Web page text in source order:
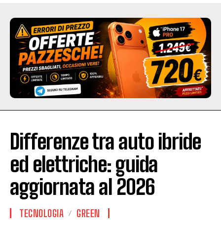
Differenze tra auto ibride
ed elettriche: guida
aggiornata al 2026
TECNOLOGIA GREEN